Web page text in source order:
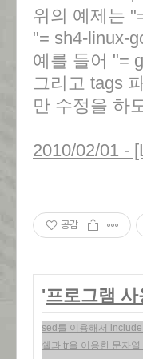
위의 예제는
"= sh4-linux-
예를 들어 "=
그리고 tags
만 수정을 하
2010/02/01 -
공감
'프로그램 사
sed를 이용해서
쉘과 tr을 이용한 문자